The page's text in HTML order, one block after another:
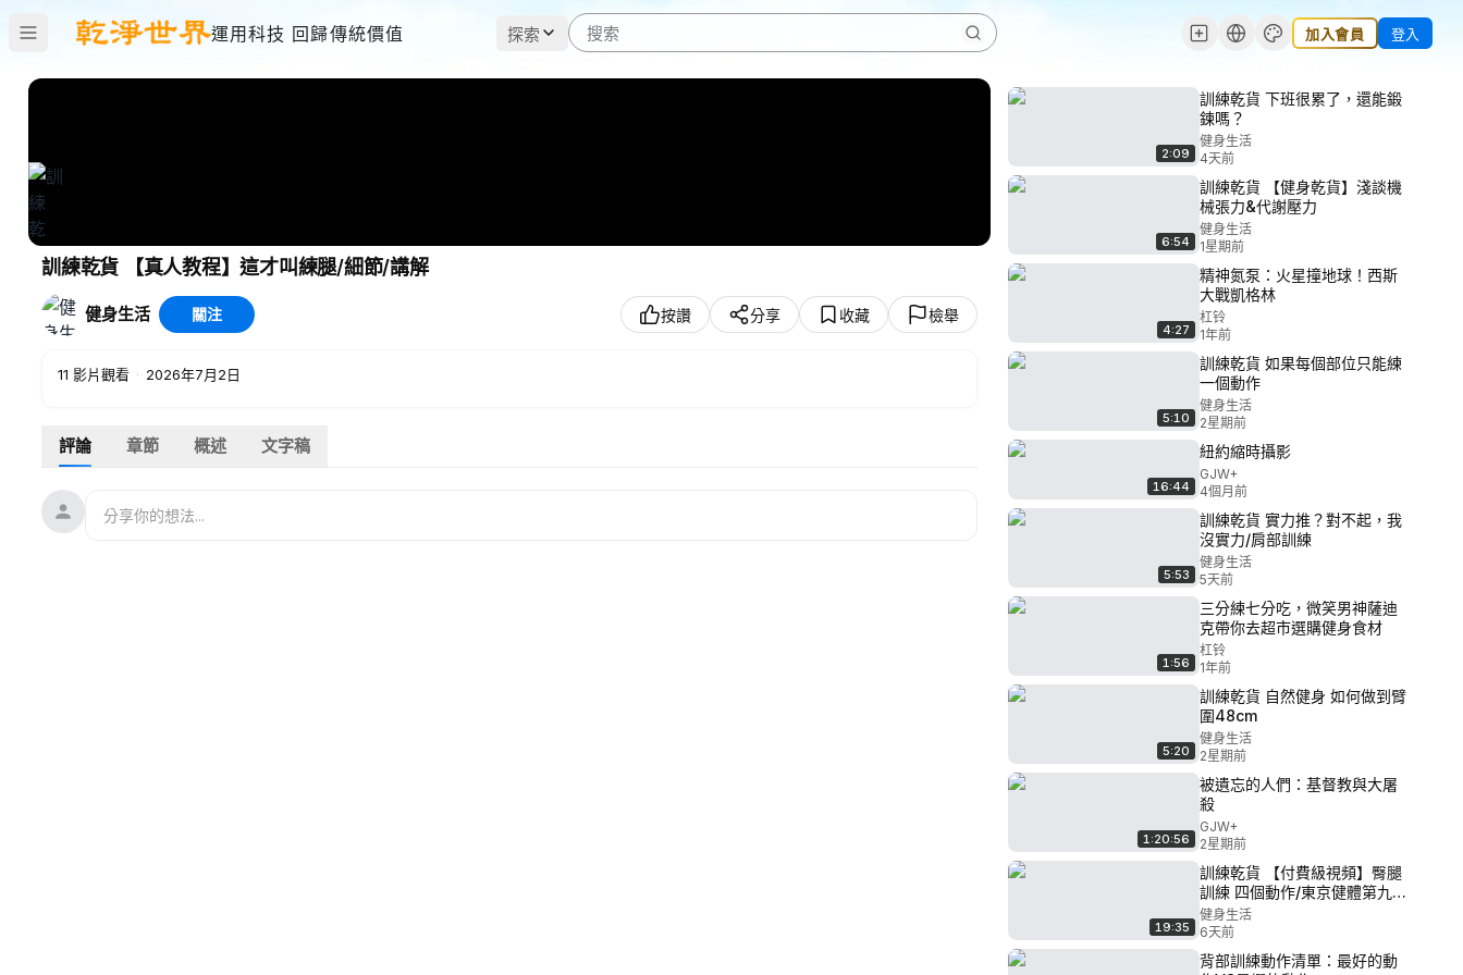
運用科技 回歸傳統價值 探索 加入會員 登入
訓練乾貨 【真人教程】這才叫練腿/細節/講解
健身生活 關注 按讚 分享 收藏 檢舉
11 影片觀看 · 2026年7月2日
評論 章節 概述 文字稿
2:09
訓練乾貨 下班很累了，還能鍛
鍊嗎？
健身生活
4天前
6:54
訓練乾貨 【健身乾貨】淺談機
械張力&代謝壓力
健身生活
1星期前
4:27
精神氮泵：火星撞地球！西斯
大戰凱格林
杠铃
1年前
5:10
訓練乾貨 如果每個部位只能練
一個動作
健身生活
2星期前
16:44
紐約縮時攝影
GJW+
4個月前
5:53
訓練乾貨 實力推？對不起，我
沒實力/肩部訓練
健身生活
5天前
1:56
三分練七分吃，微笑男神薩迪
克帶你去超市選購健身食材
杠铃
1年前
5:20
訓練乾貨 自然健身 如何做到臂
圍48cm
健身生活
2星期前
1:20:56
被遺忘的人們：基督教與大屠
殺
GJW+
2星期前
19:35
訓練乾貨 【付費級視頻】臀腿
訓練 四個動作/東京健體第九名
的煎熬
健身生活
6天前
背部訓練動作清單：最好的動